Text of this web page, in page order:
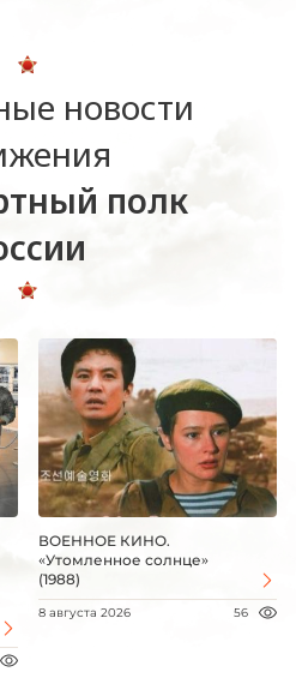
новости
полк
ВОЕННОЕ КИНО.
«Утомленное солнце»
(1988)
8 августа 2026 56